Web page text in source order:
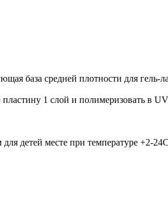
база средней плотности для гель-
1 слой и полимеризовать в
детей месте при температуре +2-